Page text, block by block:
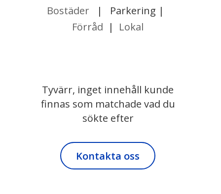
Bostäder | Parkering |
Förråd | Lokal
Tyvärr, inget innehåll kunde
finnas som matchade vad du
sökte efter
Kontakta oss